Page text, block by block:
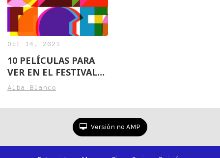
Oct 14, 2021
10 PELÍCULAS PARA
VER EN EL FESTIVAL
DE CINE DE MÁLAGA
Alba Blanco
Versión no AMP